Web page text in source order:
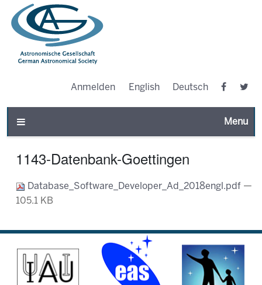
Anmelden English Deutsch
Toggle
1143-Datenbank-Goettingen
Database_Software_Developer_Ad_2018engl.pdf —
105.1 KB